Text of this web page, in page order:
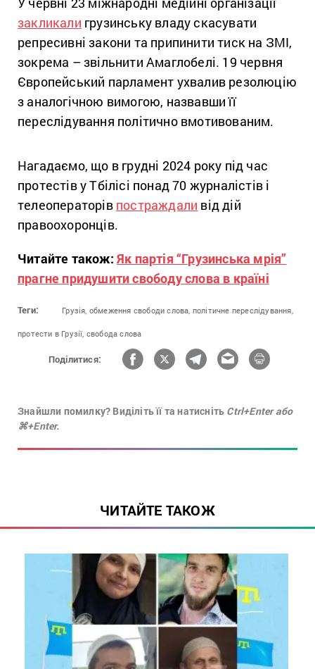
закликали грузинську владу скасувати
репресивні закони та припинити тиск на ЗМІ,
зокрема – звільнити Амаглобелі. 19 червня
Європейський парламент ухвалив резолюцію
з аналогічною вимогою, назвавши її
переслідування політично вмотивованим.
Нагадаємо, що в грудні 2024 року під час
протестів у Тбілісі понад 70 журналістів і
телеоператорів постраждали від дій
правоохоронців.
Читайте також: Як партія “Грузинська мрія”
прагне придушити свободу слова в країні
Теги: Грузія, обмеження свободи слова, політичне переслідування,
протести в Грузії, свобода слова
Поділитися:
Знайшли помилку? Виділіть її та натисніть Ctrl+Enter або
⌘+Enter.
ЧИТАЙТЕ ТАКОЖ